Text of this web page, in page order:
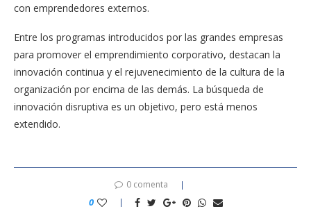
con emprendedores externos.
Entre los programas introducidos por las grandes empresas
para promover el emprendimiento corporativo, destacan la
innovación continua y el rejuvenecimiento de la cultura de la
organización por encima de las demás. La búsqueda de
innovación disruptiva es un objetivo, pero está menos
extendido.
0 comenta
0